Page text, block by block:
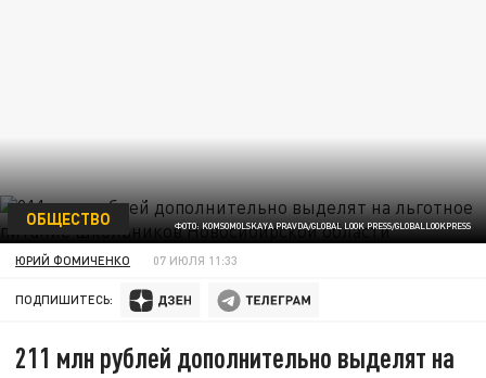
ФОТО: KOMSOMOLSKAYA PRAVDA/GLOBAL LOOK PRESS/GLOBALLOOKPRESS
ОБЩЕСТВО
ЮРИЙ ФОМИЧЕНКО 07 ИЮЛЯ 11:33
ПОДПИШИТЕСЬ:
211 млн рублей дополнительно выделят на